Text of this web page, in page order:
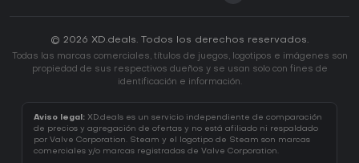
© 2026 XD.deals. Todos los derechos reservados.
Todas las marcas comerciales, títulos de juegos, logotipos e imágenes son
propiedad de sus respectivos dueños y se usan solo con fines de
identificación e información.
Aviso legal: XD.deals es un servicio independiente de comparación
de precios y agregación de ofertas y no está afiliado ni respaldado
por Valve Corporation. Steam y el logotipo de Steam son marcas
comerciales y/o marcas registradas de Valve Corporation.